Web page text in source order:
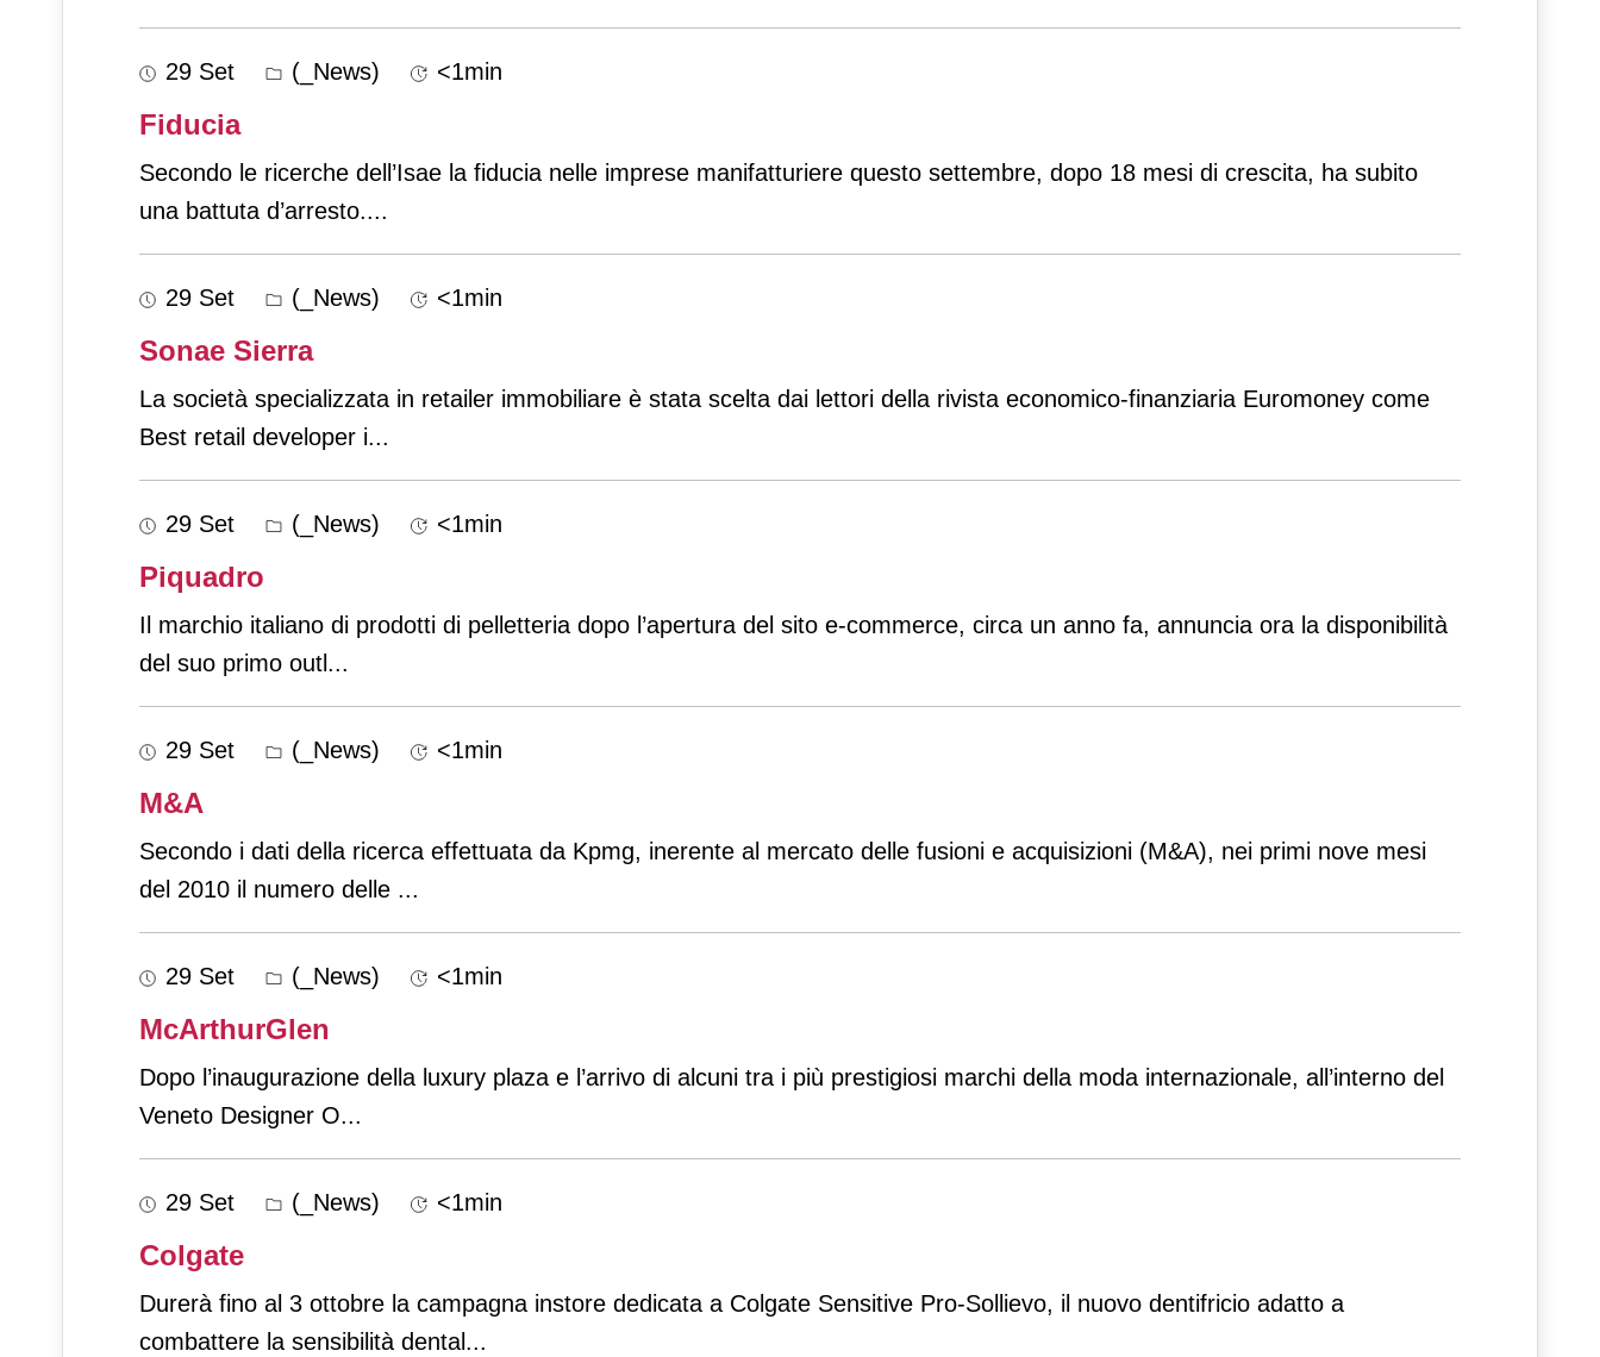
29 Set (_News) <1min
Fiducia
Secondo le ricerche dell’Isae la fiducia nelle imprese manifatturiere questo settembre, dopo 18 mesi di crescita, ha subito
una battuta d’arresto....
29 Set (_News) <1min
Sonae Sierra
La società specializzata in retailer immobiliare è stata scelta dai lettori della rivista economico-finanziaria Euromoney come
Best retail developer i...
29 Set (_News) <1min
Piquadro
Il marchio italiano di prodotti di pelletteria dopo l’apertura del sito e-commerce, circa un anno fa, annuncia ora la disponibilità
del suo primo outl ...
29 Set (_News) <1min
M&A
Secondo i dati della ricerca effettuata da Kpmg, inerente al mercato delle fusioni e acquisizioni (M&A), nei primi nove mesi
del 2010 il numero delle ...
29 Set (_News) <1min
McArthurGlen
Dopo l’inaugurazione della luxury plaza e l’arrivo di alcuni tra i più prestigiosi marchi della moda internazionale, all’interno del
Veneto Designer O...
29 Set (_News) <1min
Colgate
Durerà fino al 3 ottobre la campagna instore dedicata a Colgate Sensitive Pro-Sollievo, il nuovo dentifricio adatto a
combattere la sensibilità dental ...